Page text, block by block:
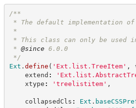
/**
* The default implementation
*
* This class can only be used
* @since 6.0.0
*/
Ext . define ( ' Ext.list.TreeItem' ,
extend : '
xtype : ' treelistitem' ,
collapsedCls : Ext .